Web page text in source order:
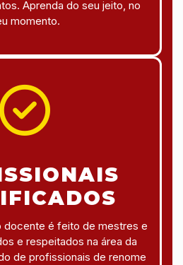
Aprenda do seu jeito, no
momento.
docente é feito de mestres e
e respeitados na área da
de profissionais de renome